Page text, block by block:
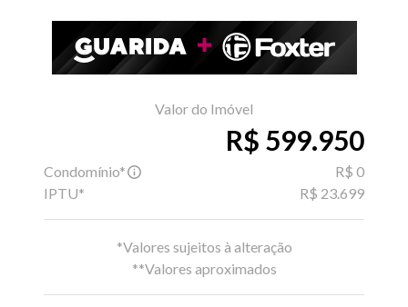
Valor do Imóvel
R$ 599.950
Condomínio*
R$ 0
IPTU*
R$ 23.699
*Valores sujeitos à alteração
**Valores aproximados